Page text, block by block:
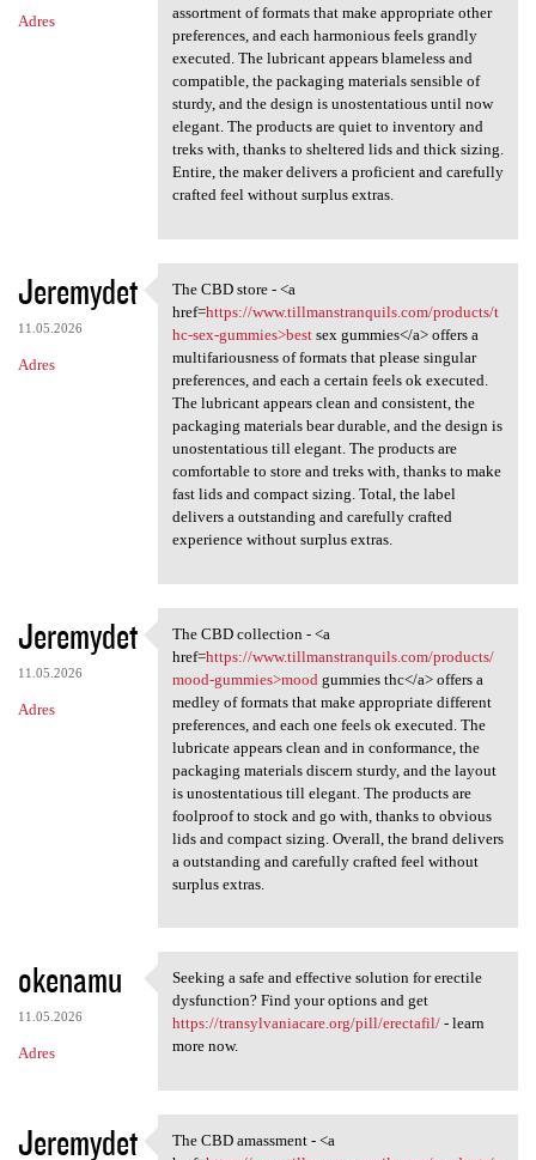
Adres
assortment of formats that make appropriate other
preferences, and each harmonious feels grandly
executed. The lubricant appears blameless and
compatible, the packaging materials sensible of
sturdy, and the design is unostentatious until now
elegant. The products are quiet to inventory and
treks with, thanks to sheltered lids and thick sizing.
Entire, the maker delivers a proficient and carefully
crafted feel without surplus extras.
Jeremydet
11.05.2026
Adres
The CBD store - <a href=https
The CBD store - <a
href=https://www.tillmanstranquils.com/products/t
hc-sex-gummies>bestsex gummies</a> offers a
multifariousness of formats that please singular
preferences, and each a certain feels ok executed.
The lubricant appears clean and consistent, the
packaging materials bear durable, and the design is
unostentatious till elegant. The products are
comfortable to store and treks with, thanks to make
fast lids and compact sizing. Total, the label
delivers a outstanding and carefully crafted
experience without surplus extras.
Jeremydet
11.05.2026
Adres
The CBD collection - <a href
The CBD collection - <a
href=https://www.tillmanstranquils.com/products/
mood-gummies>mood gummies thc</a> offers a
medley of formats that make appropriate different
preferences, and each one feels ok executed. The
lubricate appears clean and in conformance, the
packaging materials discern sturdy, and the layout
is unostentatious till elegant. The products are
foolproof to stock and go with, thanks to obvious
lids and compact sizing. Overall, the brand delivers
a outstanding and carefully crafted feel without
surplus extras.
okenamu
11.05.2026
Adres
Seeking a safe and effective
Seeking a safe and effective solution for erectile
dysfunction? Find your options and get
https://transylvaniacare.org/pill/erectafil/- learn
more now.
Jeremydet
The CBD amassment - <a